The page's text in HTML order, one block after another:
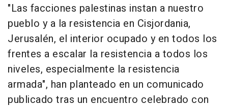
"Las facciones palestinas instan a nuestro
pueblo y a la resistencia en Cisjordania,
Jerusalén, el interior ocupado y en todos los
frentes a escalar la resistencia a todos los
niveles, especialmente la resistencia
armada", han planteado en un comunicado
publicado tras un encuentro celebrado con